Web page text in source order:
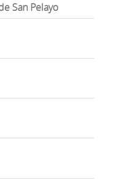
San Pelayo